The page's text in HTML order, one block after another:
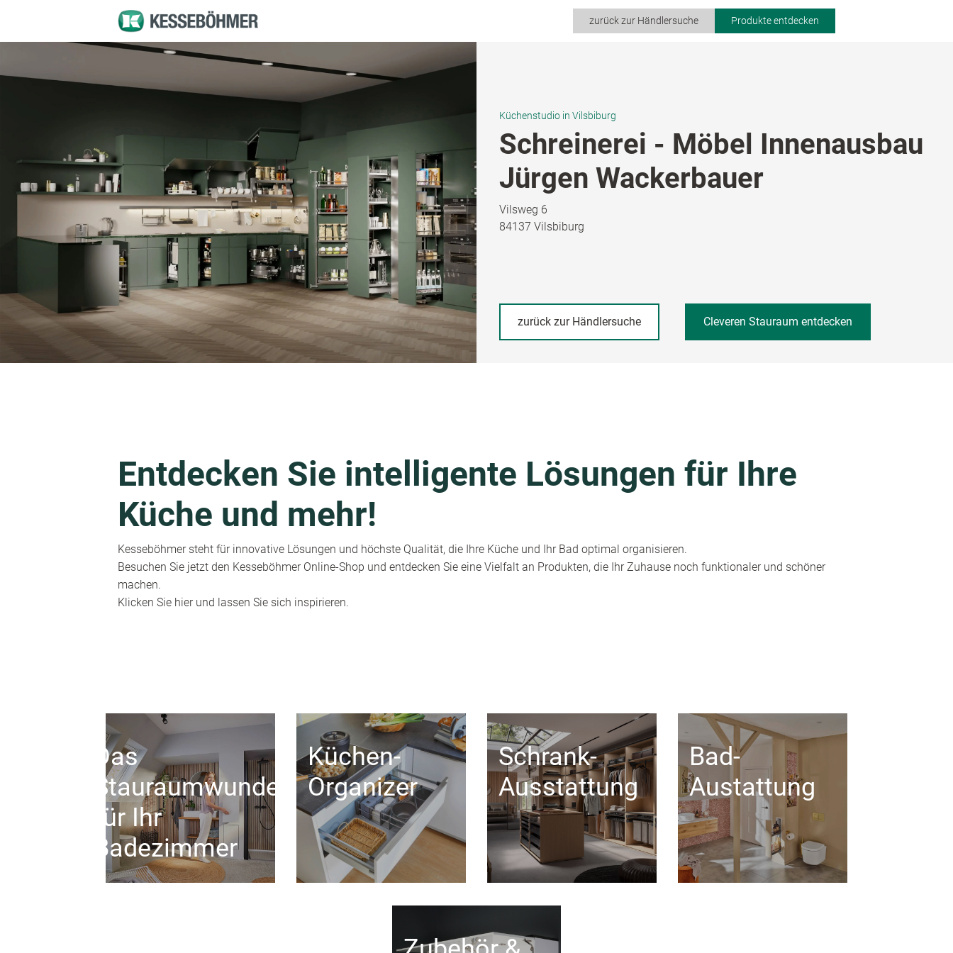
zurück zur Händlersuche Produkte entdecken
Küchenstudio in Vilsbiburg
Schreinerei - Möbel Innenausbau
Jürgen Wackerbauer
Vilsweg 6
84137 Vilsbiburg
zurück zur Händlersuche Cleveren Stauraum entdecken
Entdecken Sie intelligente Lösungen für Ihre
Küche und mehr!
Kesseböhmer steht für innovative Lösungen und höchste Qualität, die Ihre Küche und Ihr Bad optimal organisieren.
Besuchen Sie jetzt den Kesseböhmer Online-Shop und entdecken Sie eine Vielfalt an Produkten, die Ihr Zuhause noch funktionaler und schöner
machen.
Klicken Sie hier und lassen Sie sich inspirieren.
Das
Stauraumwunder
für Ihr
Badezimmer
Küchen-
Organizer
Schrank-
Ausstattung
Bad-
Austattung